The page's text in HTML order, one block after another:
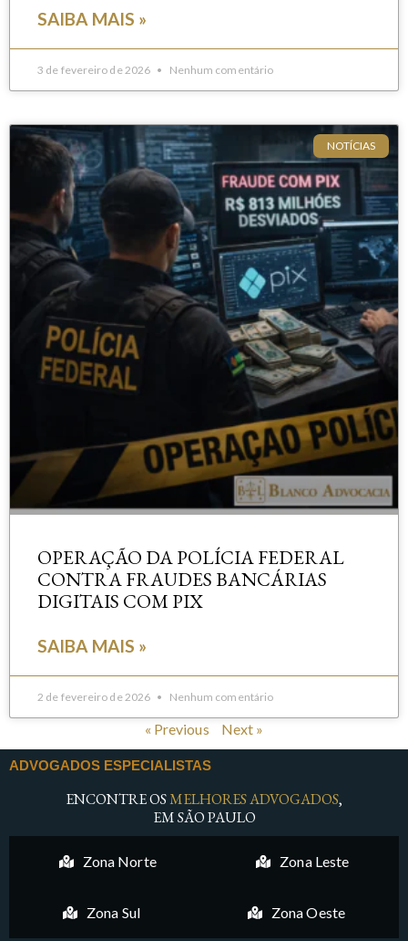
SAIBA MAIS »
3 de fevereiro de 2026 Nenhum comentário
NOTÍCIAS
OPERAÇÃO DA POLÍCIA FEDERAL
CONTRA FRAUDES BANCÁRIAS
DIGITAIS COM PIX
SAIBA MAIS »
2 de fevereiro de 2026 Nenhum comentário
« Previous Next »
ADVOGADOS ESPECIALISTAS
ENCONTRE OSMELHORES ADVOGADOS,
EM SÃO PAULO
Zona Norte Zona Leste
Zona Sul Zona Oeste